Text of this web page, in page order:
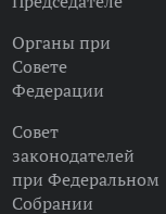
Органы при
Совете
Федерации
Совет
законодателей
при Федеральном
Собрании